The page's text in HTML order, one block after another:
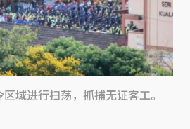
域进行扫荡，抓捕无证客工。